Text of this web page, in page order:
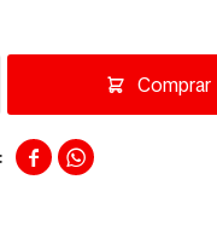
Comprar
 